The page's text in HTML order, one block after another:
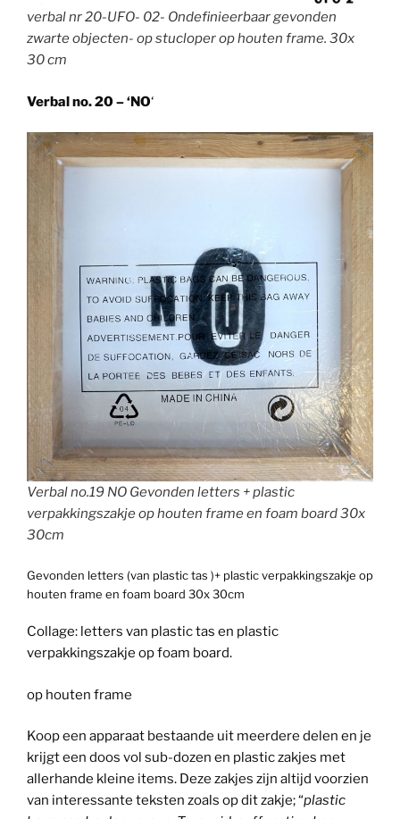
verbal nr 20-UFO- 02- Ondefinieerbaar gevonden
zwarte objecten- op stucloper op houten frame. 30x
30 cm
Verbal no. 20 – ‘NO‘
Verbal no.19 NO Gevonden letters + plastic
verpakkingszakje op houten frame en foam board 30x
30cm
Gevonden letters (van plastic tas )+ plastic verpakkingszakje op
houten frame en foam board 30x 30cm
Collage: letters van plastic tas en plastic
verpakkingszakje op foam board.
op houten frame
Koop een apparaat bestaande uit meerdere delen en je
krijgt een doos vol sub-dozen en plastic zakjes met
allerhande kleine items. Deze zakjes zijn altijd voorzien
van interessante teksten zoals op dit zakje; “plastic